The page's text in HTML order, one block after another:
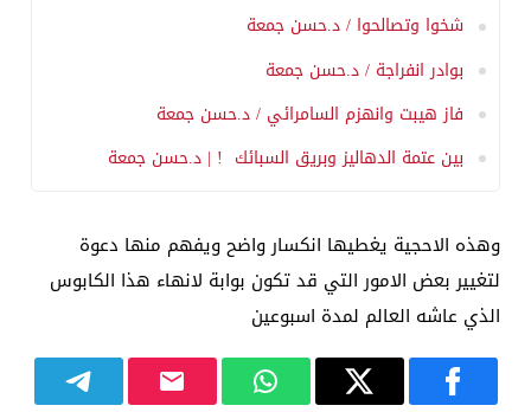
شخوا وتصالحوا / د.حسن جمعة
بوادر انفراجة / د.حسن جمعة
فاز هيبت وانهزم السامرائي / د.حسن جمعة
بين عتمة الدهاليز وبريق السبائك ! | د.حسن جمعة
وهذه الاحجية يغطيها انكسار واضح ويفهم منها دعوة
لتغيير بعض الامور التي قد تكون بوابة لانهاء هذا الكابوس
الذي عاشه العالم لمدة اسبوعين